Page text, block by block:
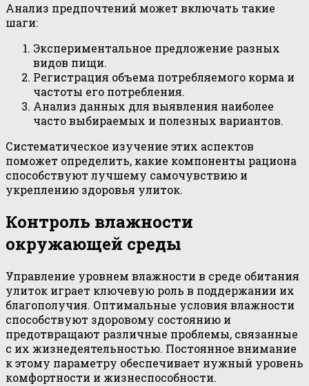
Анализ предпочтений может включать такие
шаги:
Экспериментальное предложение разных
видов пищи.
Регистрация объема потребляемого корма и
частоты его потребления.
Анализ данных для выявления наиболее
часто выбираемых и полезных вариантов.
Систематическое изучение этих аспектов
поможет определить, какие компоненты рациона
способствуют лучшему самочувствию и
укреплению здоровья улиток.
Контроль влажности
окружающей среды
Управление уровнем влажности в среде обитания
улиток играет ключевую роль в поддержании их
благополучия. Оптимальные условия влажности
способствуют здоровому состоянию и
предотвращают различные проблемы, связанные
с их жизнедеятельностью. Постоянное внимание
к этому параметру обеспечивает нужный уровень
комфортности и жизнеспособности.